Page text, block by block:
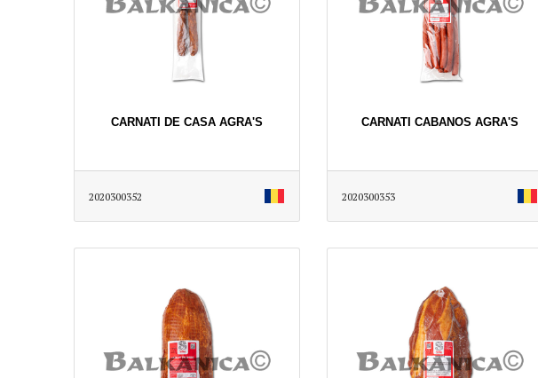
CARNATI DE CASA AGRA'S
2020300352
CARNATI CABANOS AGRA'S
2020300353